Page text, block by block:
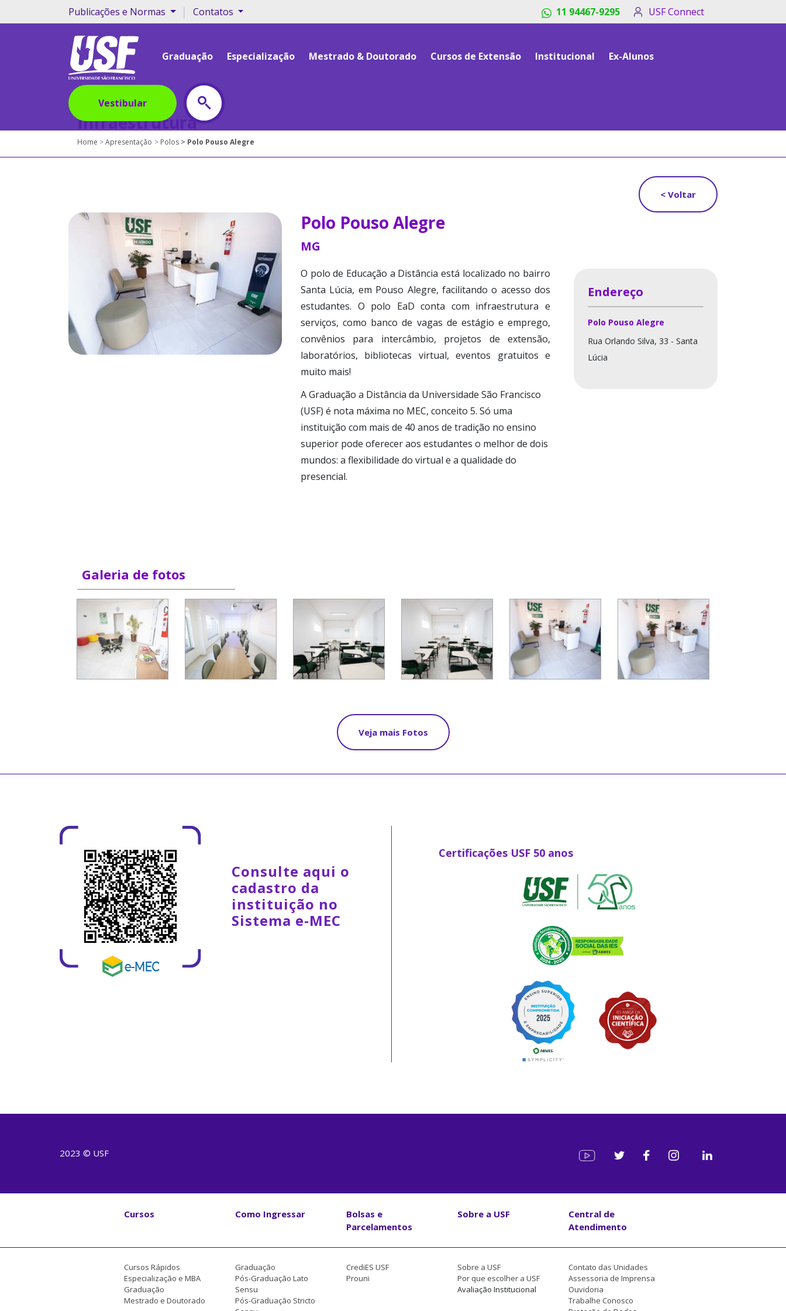
Publicações e Normas | Contatos 11 94467-9295 USF Connect
Graduação Especialização Mestrado & Doutorado Cursos de Extensão Institucional Ex-Alunos
Vestibular
Infraestrutura
Home Apresentação Polos Polo Pouso Alegre
< Voltar
Polo Pouso Alegre
MG
O polo de Educação a Distância está localizado no bairro
Santa Lúcia, em Pouso Alegre, facilitando o acesso dos
estudantes. O polo EaD conta com infraestrutura e
serviços, como banco de vagas de estágio e emprego,
convênios para intercâmbio, projetos de extensão,
laboratórios, bibliotecas virtual, eventos gratuitos e
muito mais!
A Graduação a Distância da Universidade São Francisco
(USF) é nota máxima no MEC, conceito 5. Só uma
instituição com mais de 40 anos de tradição no ensino
superior pode oferecer aos estudantes o melhor de dois
mundos: a flexibilidade do virtual e a qualidade do
presencial.
Endereço
Polo Pouso Alegre
Rua Orlando Silva, 33 - Santa
Lúcia
Galeria de fotos
Veja mais Fotos
Consulte aqui o
cadastro da
instituição no
Sistema e-MEC
Certificações USF 50 anos
2023 © USF
Cursos Como Ingressar
Bolsas e
Parcelamentos
Sobre a USF
Central de
Atendimento
Cursos Rápidos
Especialização e MBA
Graduação
Mestrado e Doutorado
Graduação
Pós-Graduação Lato
Sensu
Pós-Graduação Stricto
CrediES USF
Prouni
Sobre a USF
Por que escolher a USF
Avaliação Institucional
Contato das Unidades
Assessoria de Imprensa
Ouvidoria
Trabalhe Conosco